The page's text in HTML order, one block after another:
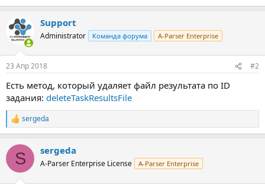
Support
Administrator Команда форума A-Parser Enterprise
23 Апр 2018 #2
Есть метод, который удаляет файл результата по ID
задания: deleteTaskResultsFile
Р
е
к
и
sergeda
S sergeda
A-Parser Enterprise License A-Parser Enterprise